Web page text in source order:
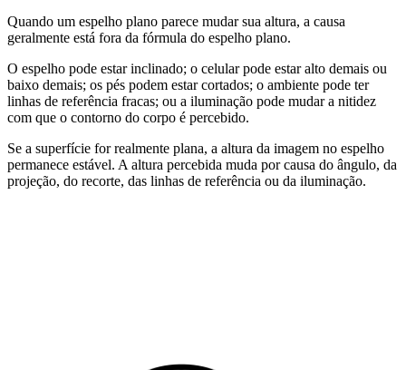
Quando um espelho plano parece mudar sua altura, a causa
geralmente está fora da fórmula do espelho plano.
O espelho pode estar inclinado; o celular pode estar alto demais ou
baixo demais; os pés podem estar cortados; o ambiente pode ter
linhas de referência fracas; ou a iluminação pode mudar a nitidez
com que o contorno do corpo é percebido.
Se a superfície for realmente plana, a altura da imagem no espelho
permanece estável. A altura percebida muda por causa do ângulo, da
projeção, do recorte, das linhas de referência ou da iluminação.